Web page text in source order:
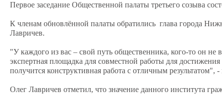
Первое заседание Общественной палаты третьего созыва
К членам обновлённой палаты обратились глава города
Лавричев.
"У каждого из вас – свой путь общественника, кого-то он
экспертная площадка для совместной работы для
получится конструктивная работа с отличным
Олег Лавричев отметил, что значение данного института